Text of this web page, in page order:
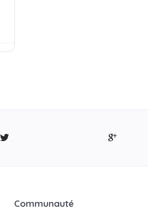
Communauté